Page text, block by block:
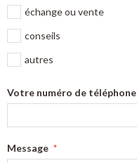
échange ou vente
conseils
autres
Votre numéro de téléphone
Message